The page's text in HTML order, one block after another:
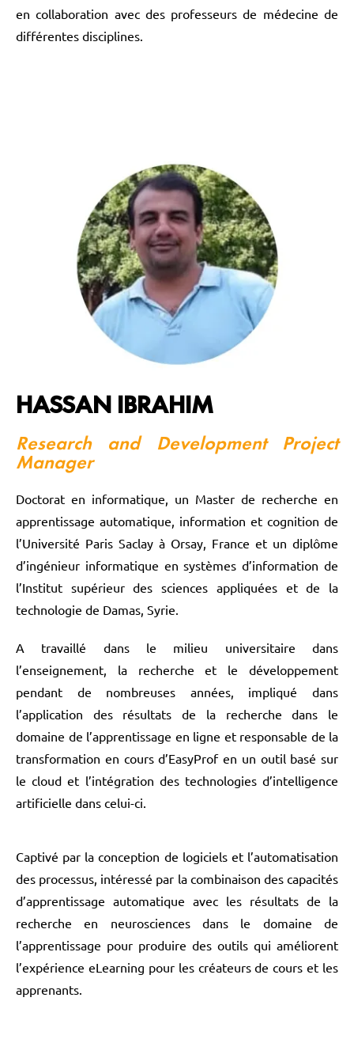
en collaboration avec des professeurs de médecine de
différentes disciplines.
HASSAN IBRAHIM
Research and Development Project
Manager
Doctorat en informatique, un Master de recherche en
apprentissage automatique, information et cognition de
l’Université Paris Saclay à Orsay, France et un diplôme
d’ingénieur informatique en systèmes d’information de
l’Institut supérieur des sciences appliquées et de la
technologie de Damas, Syrie.
A travaillé dans le milieu universitaire dans
l’enseignement, la recherche et le développement
pendant de nombreuses années, impliqué dans
l’application des résultats de la recherche dans le
domaine de l’apprentissage en ligne et responsable de la
transformation en cours d’EasyProf en un outil basé sur
le cloud et l’intégration des technologies d’intelligence
artificielle dans celui-ci.
Captivé par la conception de logiciels et l’automatisation
des processus, intéressé par la combinaison des capacités
d’apprentissage automatique avec les résultats de la
recherche en neurosciences dans le domaine de
l’apprentissage pour produire des outils qui améliorent
l’expérience eLearning pour les créateurs de cours et les
apprenants.